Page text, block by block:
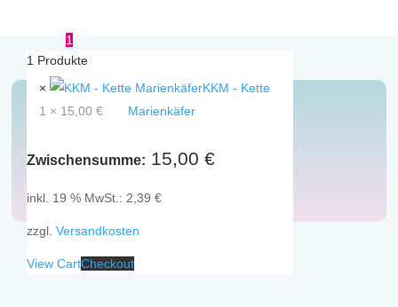
1
1 Produkte
×
KKM - Kette
Marienkäfer
1 × 15,00 €
Zwischensumme: 15,00 €
inkl. 19 % MwSt.: 2,39 €
zzgl. Versandkosten
View CartCheckout
Kids
Armbänder
Ketten